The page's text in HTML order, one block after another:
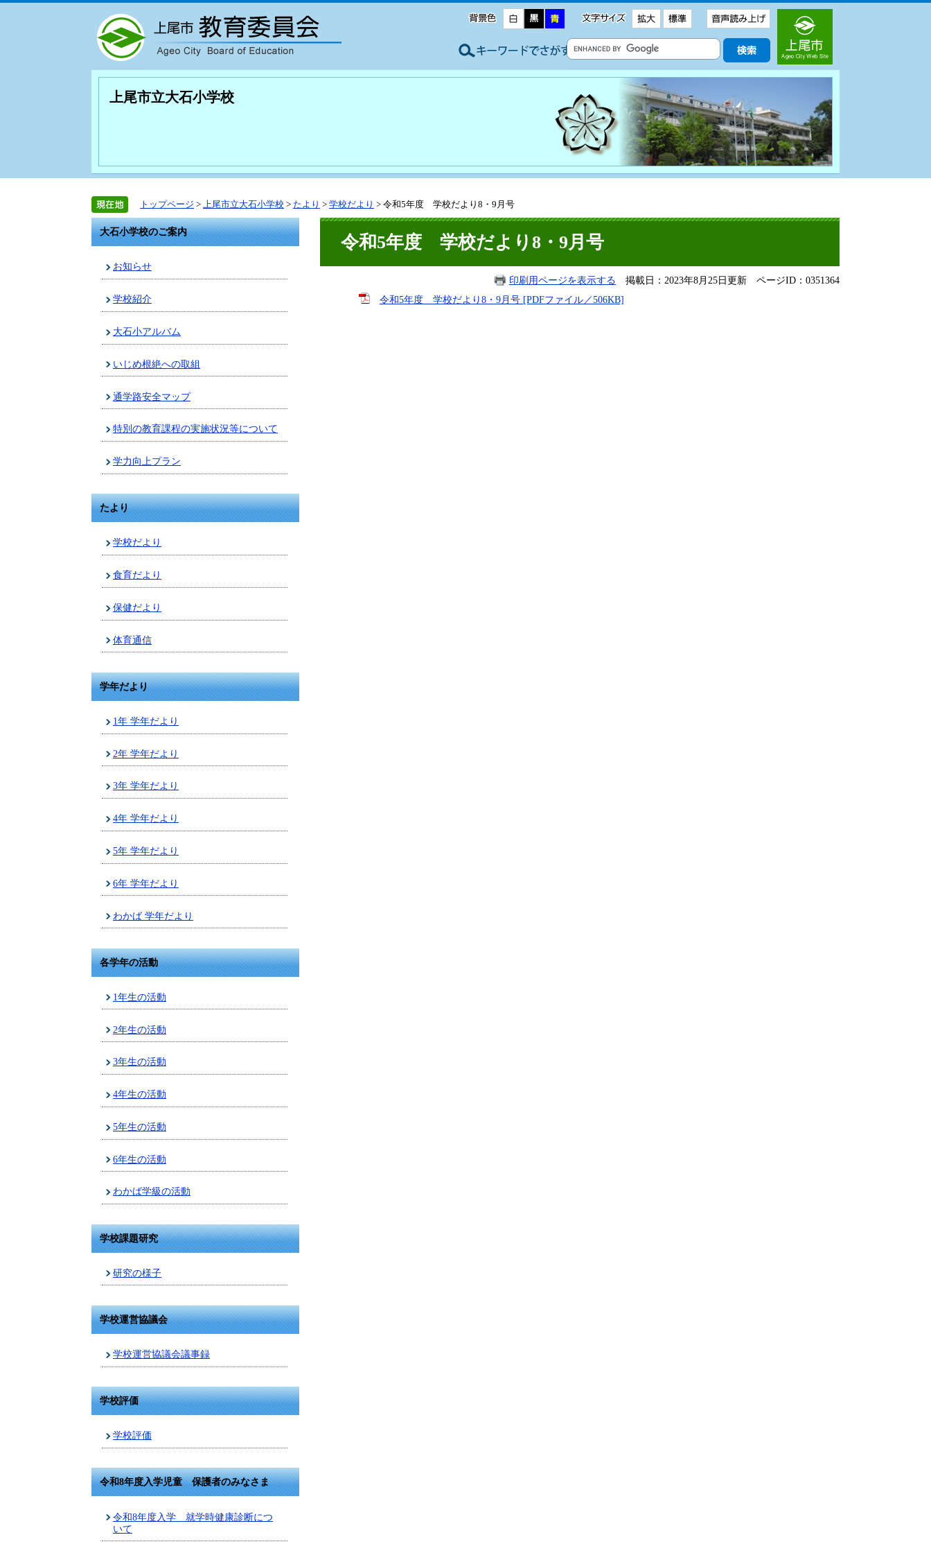
上尾市立大石小学校
トップページ > 上尾市立大石小学校 > たより > 学校だより > 令和5年度 学校だより8・9月号
大石小学校のご案内
お知らせ
学校紹介
大石小アルバム
いじめ根絶への取組
通学路安全マップ
特別の教育課程の実施状況等について
学力向上プラン
たより
学校だより
食育だより
保健だより
体育通信
学年だより
1年 学年だより
2年 学年だより
3年 学年だより
4年 学年だより
5年 学年だより
6年 学年だより
わかば 学年だより
各学年の活動
1年生の活動
2年生の活動
3年生の活動
4年生の活動
5年生の活動
6年生の活動
わかば学級の活動
学校課題研究
研究の様子
学校運営協議会
学校運営協議会議事録
学校評価
学校評価
令和8年度入学児童 保護者のみなさま
令和8年度入学 就学時健康診断につ
いて
令和5年度 学校だより8・9月号
印刷用ページを表示する 掲載日：2023年8月25日更新 ページID：0351364
令和5年度 学校だより8・9月号 [PDFファイル／506KB]